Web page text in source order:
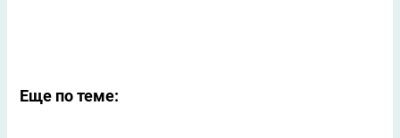
Еще по теме: